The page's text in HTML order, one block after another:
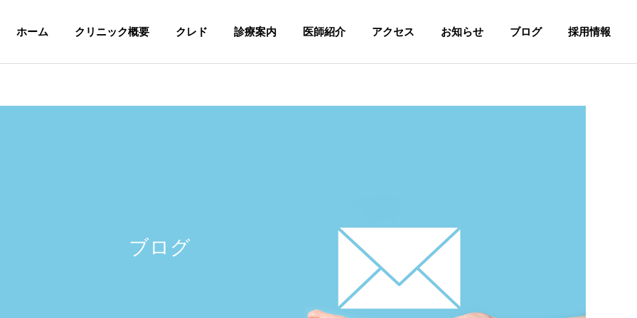
ホーム クリニック概要 クレド 診療案内 医師紹介 アクセス お知らせ ブログ 採用情報
ブログ